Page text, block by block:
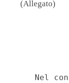
(Allegato)
Nel